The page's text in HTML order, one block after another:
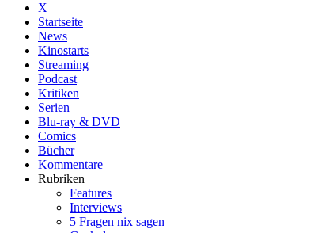
X
Startseite
News
Kinostarts
Streaming
Podcast
Kritiken
Serien
Blu-ray & DVD
Comics
Bücher
Kommentare
Rubriken
Features
Interviews
5 Fragen nix sagen